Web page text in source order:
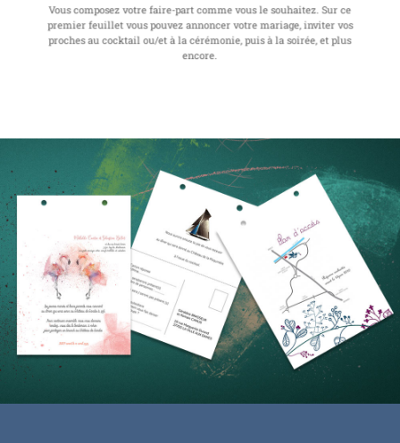
Vous composez votre faire-part comme vous le souhaitez. Sur ce
premier feuillet vous pouvez annoncer votre mariage, inviter vos
proches au cocktail ou/et à la cérémonie, puis à la soirée, et plus
encore.